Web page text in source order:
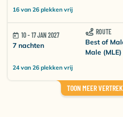
16 van 26 plekken vrij
10 - 17 JAN 2027
7 nachten
ROUTE
Best of
Male
24 van 26 plekken vrij
TOON MEER